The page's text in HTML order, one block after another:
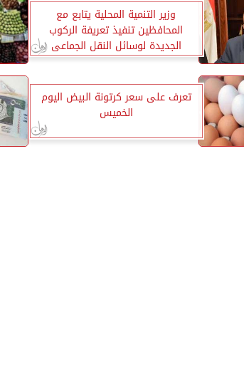
وزير التنمية المحلية يتابع مع
المحافظين تنفيذ تعريفة الركوب
الجديدة لوسائل النقل الجماعى
والسرفيس
تعرف على سعر كرتونة البيض اليوم
الخميس